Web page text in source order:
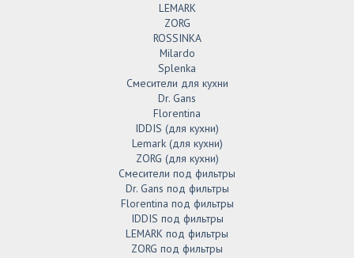
LEMARK
ZORG
ROSSINKA
Milardo
Splenka
Смесители для кухни
Dr. Gans
Florentina
IDDIS (для кухни)
Lemark (для кухни)
ZORG (для кухни)
Смесители под фильтры
Dr. Gans под фильтры
Florentina под фильтры
IDDIS под фильтры
LEMARK под фильтры
ZORG под фильтры